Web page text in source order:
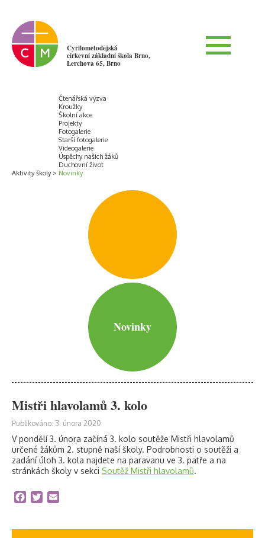
Cyrilometodějská
církevní základní škola Brno,
Lerchova 65, Brno
Aktivity školy
Čtenářská výzva
Kroužky
Školní akce
Projekty
Fotogalerie
Starší fotogalerie
Videogalerie
Úspěchy našich žáků
Duchovní život
Novinky
Novinky
Mistři hlavolamů 3. kolo
Publikováno: 3. února 2020
V pondělí 3. února začíná 3. kolo soutěže Mistři hlavolamů
určené žákům 2. stupně naší školy. Podrobnosti o soutěži a
zadání úloh 3. kola najdete na paravanu ve 3. patře a na
stránkách školy v sekci Soutěž Mistři hlavolamů.
Facebook
Twitter